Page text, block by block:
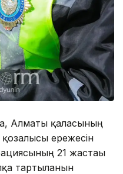
Алматы қаласының
ережесін
21 жастағы
тартылғанын